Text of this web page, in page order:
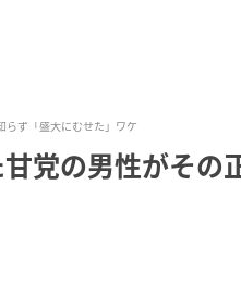
らず「盛大にむせた」ワケ
党の男性がその